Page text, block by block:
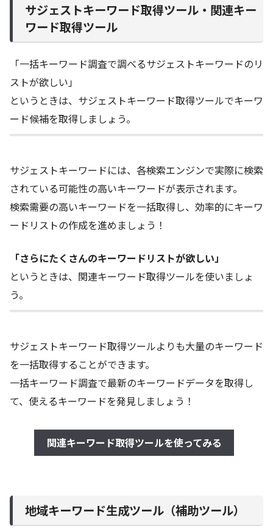
サジェストキーワード取得ツール・関連キー
ワード取得ツール
「一括キーワード調査で調べるサジェストキーワードのリ
ストが欲しい」
というときは、サジェストキーワード取得ツールでキーワ
ード候補を取得しましょう。
サジェストキーワードには、各検索エンジンで実際に検索
されている可能性の高いキーワードが表示されます。
検索需要の高いキーワードを一括取得し、効率的にキーワ
ードリストの作成を進めましょう！
「さらにたくさんのキーワードリストが欲しい」
というときは、関連キーワード取得ツールを使いましょ
う。
サジェストキーワード取得ツールよりも大量のキーワード
を一括取得することができます。
一括キーワード調査で最新のキーワードデータを取得し
て、使えるキーワードを発見しましょう！
関連キーワード取得ツールを使ってみる
地域キーワード生成ツール（補助ツール）